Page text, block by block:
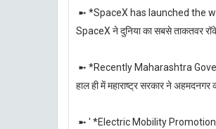
➼ *SpaceX has launched the
SpaceX ने दुनिया का सबसे ताकतवर
➼ *Recently Maharashtra
हाल ही में महाराष्ट्र सरकार ने अहमदनगर
➼ ' *Electric Mobility